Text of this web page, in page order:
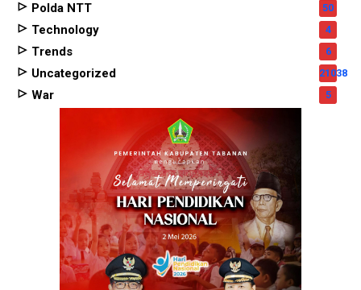
Polda NTT 50
Technology 4
Trends 6
Uncategorized 21038
War 5